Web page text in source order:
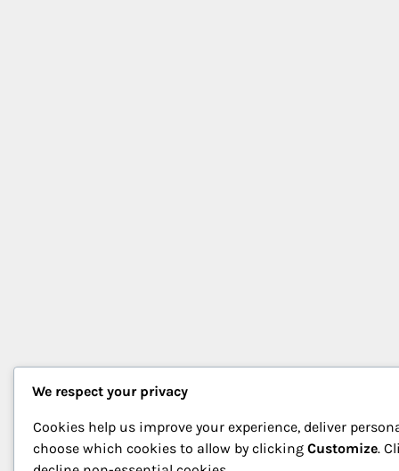
We respect your privacy
Cookies help us improve your experience, deliver
choose which cookies to allow by clicking Customize.